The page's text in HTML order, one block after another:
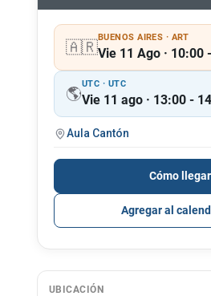
🇦🇷
BUENOS AIRES · ART
Vie 11 Ago · 10:00
🌎
UTC · UTC
Vie 11 ago · 13:00 -
Aula Cantón
Cómo llegar
Agregar al
UBICACIÓN